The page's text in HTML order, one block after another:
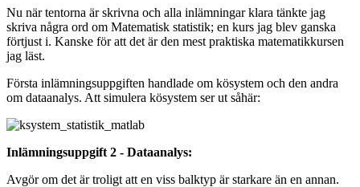
Nu när tentorna är skrivna och alla inlämningar klara tänkte jag
skriva några ord om Matematisk statistik; en kurs jag blev ganska
förtjust i. Kanske för att det är den mest praktiska matematikkursen
jag läst.
Första inlämningsuppgiften handlade om kösystem och den andra
om dataanalys. Att simulera kösystem ser ut såhär:
Inlämningsuppgift 2 - Dataanalys:
Avgör om det är troligt att en viss balktyp är starkare än en annan.